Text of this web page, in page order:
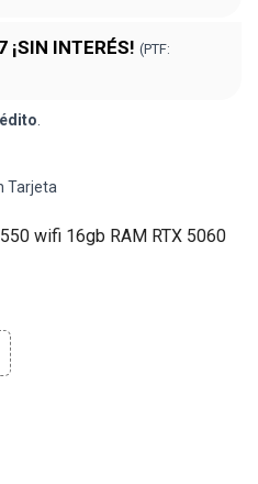
¡SIN INTERÉS! (PTF:
.
Tarjeta
wifi 16gb RAM RTX 5060